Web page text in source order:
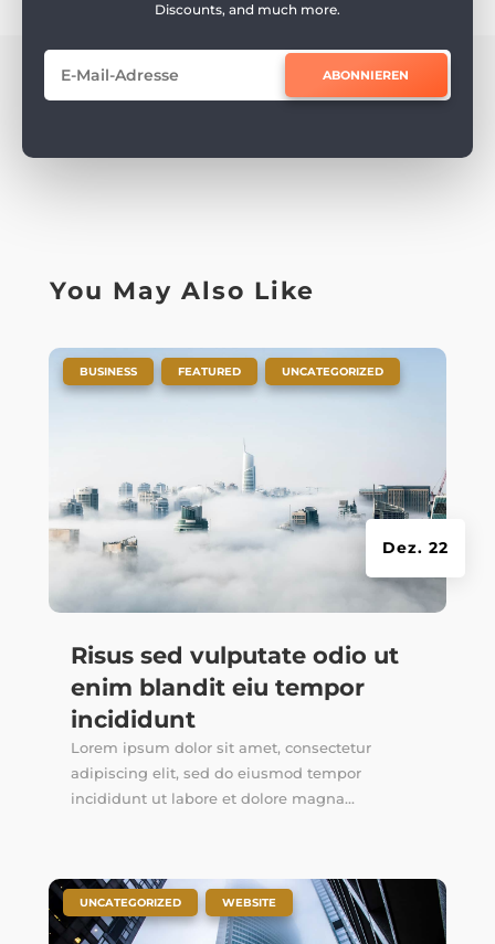
Discounts, and much more.
ABONNIEREN
You May Also Like
Risus sed vulputate odio ut
enim blandit eiu tempor
incididunt
Dez. 22
BUSINESS FEATURED UNCATEGORIZED
Lorem ipsum dolor sit amet, consectetur
adipiscing elit, sed do eiusmod tempor
incididunt ut labore et dolore magna...
UNCATEGORIZED WEBSITE